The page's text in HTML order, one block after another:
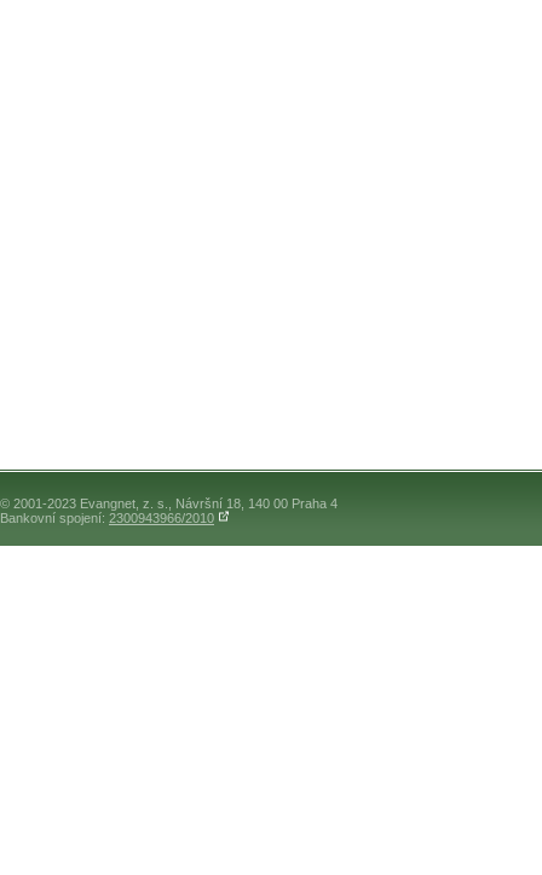
© 2001-2023 Evangnet, z. s., Návršní 18, 140 00 Praha 4
Bankovní spojení: 2300943966/2010